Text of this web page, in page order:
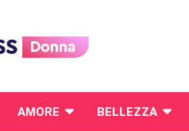
AMORE BELLEZZA